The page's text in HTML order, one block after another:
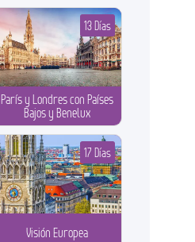
París y Londres con Países
Bajos y Benelux
13 Días
Visión Europea
17 Días